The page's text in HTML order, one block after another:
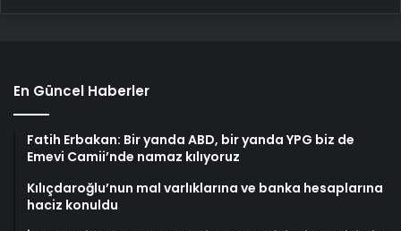
En Güncel Haberler
Fatih Erbakan: Bir yanda ABD, bir yanda YPG biz de
Emevi Camii’nde namaz kılıyoruz
Kılıçdaroğlu’nun mal varlıklarına ve banka hesaplarına
haciz konuldu